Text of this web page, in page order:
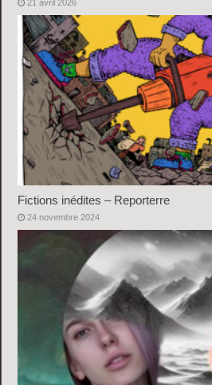
21 avril 2026
Fictions inédites – Reporterre
24 novembre 2024